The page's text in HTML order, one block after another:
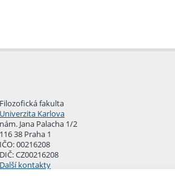
Filozofická fakulta
Univerzita Karlova
nám. Jana Palacha 1/2
116 38 Praha 1
IČO: 00216208
DIČ: CZ00216208
Další kontakty